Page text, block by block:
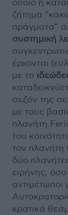
οποίο η
ζήτημα
πράγματα”
συστημική
έρχονται
με το
σεζόν της
με τους
πλανήτη
του
τον πλανήτη
δύο
ειρήνης, όσο
κρατικά